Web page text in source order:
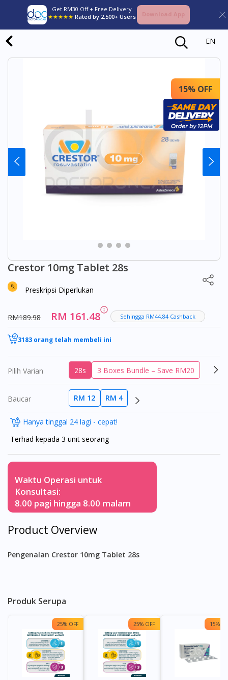
Get RM30 Off + Free Delivery
★★★★★ Rated by 2,500+ Users Download App
EN
15% OFF
Crestor 10mg Tablet 28s
Preskripsi Diperlukan
RM189.98 RM 161.48 Sehingga RM44.84 Cashback
3183 orang telah membeli ini
Pilih Varian 28s 3 Boxes Bundle – Save RM20
Baucar RM 12 RM 4
Hanya tinggal 24 lagi - cepat!
Terhad kepada 3 unit seorang
Waktu Operasi untuk
Konsultasi:
8.00 pagi hingga 8.00 malam
Product Overview
Pengenalan Crestor 10mg Tablet 28s
Produk Serupa
25% OFF 25% OFF 15%